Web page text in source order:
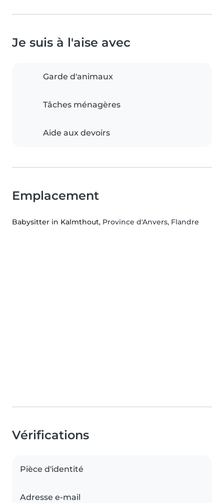
Je suis à l'aise avec
Garde d'animaux
Tâches ménagères
Aide aux devoirs
Emplacement
Babysitter in Kalmthout, Province d'Anvers, Flandre
Vérifications
Pièce d'identité
Adresse e-mail